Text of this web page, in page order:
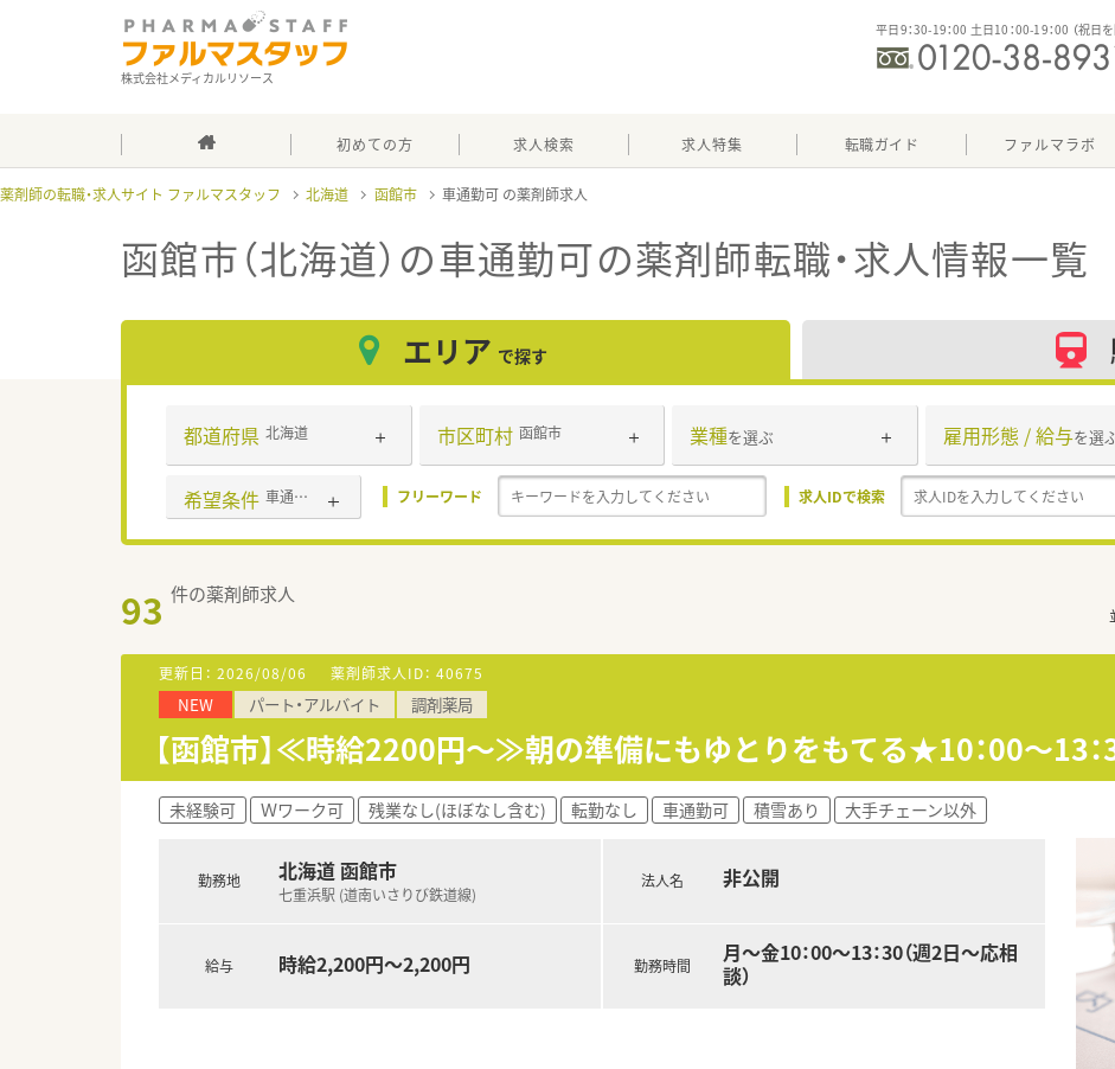
株式会社メディカルリソース
平日9：30-19：00 土日10：00-19：00 （祝日
初めての方 求人検索 求人特集 転職ガイド ファルマラボ
薬剤師の転職・求人サイト ファルマスタッフ 北海道 函館市 車通勤可
函館市（北海道）の車通勤可の薬剤師転職・求人情報一覧
エリア で探す
都道府県 北海道 市区町村 函館市 業種を選ぶ 雇用形態 / 給与を選
希望条件 車通勤可 フリーワード 求人IDで検索
93 件の薬剤師求人
更新日： 2026/08/06 薬剤師求人ID： 40675
NEW パート・アルバイト 調剤薬局
【函館市】≪時給2200円～≫朝の準備にもゆとりをもてる★10：00～13
未経験可 Ｗワーク可 残業なし(ほぼなし含む) 転勤なし 車通勤可 積雪あり 大手チェーン以外
勤務地 北海道 函館市
七重浜駅 (道南いさりび鉄道線)
給与 時給2,200円～2,200円
法人名 非公開
勤務時間
月～金10：00～13：30（週2日～応相
談）